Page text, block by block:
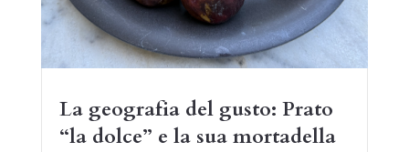
La geografia del gusto: Prato
“la dolce” e la sua mortadella